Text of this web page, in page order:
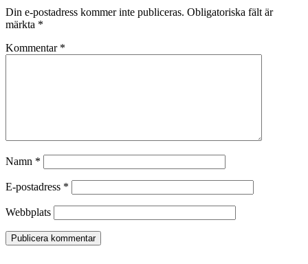
Din e-postadress kommer inte publiceras. Obligatoriska fält är
märkta *
Kommentar *
Namn *
E-postadress *
Webbplats